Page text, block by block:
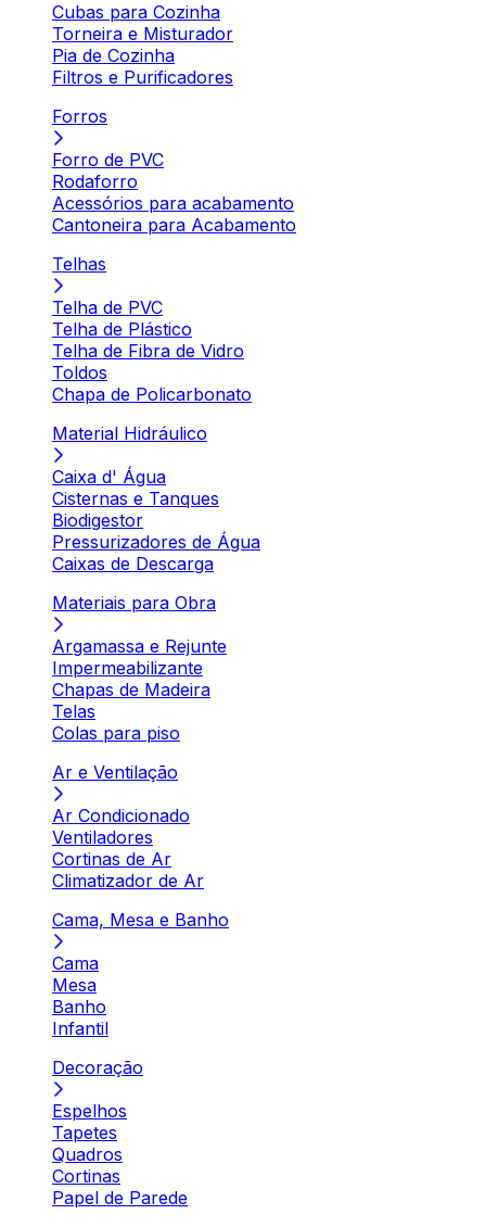
Cubas para Cozinha
Torneira e Misturador
Pia de Cozinha
Filtros e Purificadores
Forros
Forro de PVC
Rodaforro
Acessórios para acabamento
Cantoneira para Acabamento
Telhas
Telha de PVC
Telha de Plástico
Telha de Fibra de Vidro
Toldos
Chapa de Policarbonato
Material Hidráulico
Caixa d' Água
Cisternas e Tanques
Biodigestor
Pressurizadores de Água
Caixas de Descarga
Materiais para Obra
Argamassa e Rejunte
Impermeabilizante
Chapas de Madeira
Telas
Colas para piso
Ar e Ventilação
Ar Condicionado
Ventiladores
Cortinas de Ar
Climatizador de Ar
Cama, Mesa e Banho
Cama
Mesa
Banho
Infantil
Decoração
Espelhos
Tapetes
Quadros
Cortinas
Papel de Parede